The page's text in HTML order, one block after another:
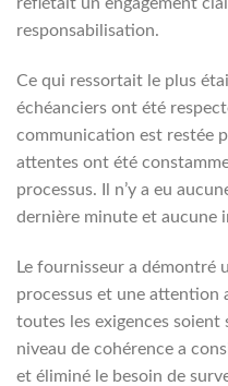
responsabilisation.
Ce qui ressortait le plus
échéanciers ont été
communication est restée
attentes ont été
processus. Il n’y a eu
dernière minute et aucune
Le fournisseur a démontré
processus et une attention
toutes les exigences
niveau de cohérence a
et éliminé le besoin de